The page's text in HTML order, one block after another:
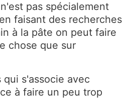
pas spécialement
faisant des recherches
à la pâte on peut faire
chose que sur
s'associe avec
à faire un peu trop